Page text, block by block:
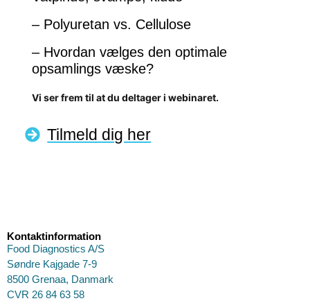
– Polyuretan vs. Cellulose
– Hvordan vælges den optimale
opsamlings væske?
Vi ser frem til at du deltager i webinaret.
Tilmeld dig her
Kontaktinformation
Food Diagnostics A/S
Søndre Kajgade 7-9
8500 Grenaa, Danmark
CVR 26 84 63 58